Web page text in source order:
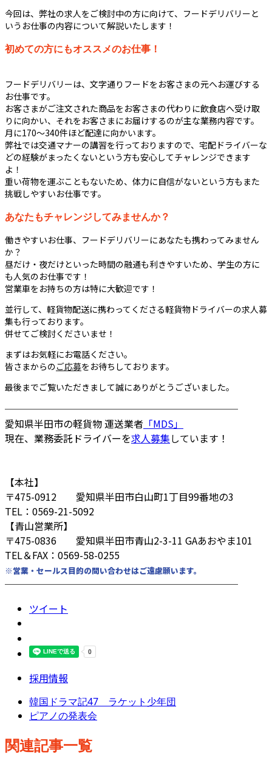
今回は、弊社の求人をご検討中の方に向けて、フードデリバリーと
いうお仕事の内容について解説いたします！
初めての方にもオススメのお仕事！
フードデリバリーは、文字通りフードをお客さまの元へお運びする
お仕事です。
お客さまがご注文された商品をお客さまの代わりに飲食店へ受け取
りに向かい、それをお客さまにお届けするのが主な業務内容です。
月に170～340件ほど配達に向かいます。
弊社では交通マナーの講習を行っておりますので、宅配ドライバーな
どの経験がまったくないという方も安心してチャレンジできます
よ！
重い荷物を運ぶこともないため、体力に自信がないという方もまた
挑戦しやすいお仕事です。
あなたもチャレンジしてみませんか？
働きやすいお仕事、フードデリバリーにあなたも携わってみません
か？
昼だけ・夜だけといった時間の融通も利きやすいため、学生の方に
も人気のお仕事です！
営業車をお持ちの方は特に大歓迎です！
並行して、軽貨物配送に携わってくださる軽貨物ドライバーの求人募
集も行っております。
併せてご検討くださいませ！
まずはお気軽にお電話ください。
皆さまからのご応募をお待ちしております。
最後までご覧いただきまして誠にありがとうございました。
────────────────────────
愛知県半田市の軽貨物 運送業者 「MDS」
現在、業務委託ドライバーを求人募集しています！
【本社】
〒475-0912 愛知県半田市白山町1丁目99番地の3
TEL：0569-21-5092
【青山営業所】
〒475-0836 愛知県半田市青山2-3-11 GAあおやま101
TEL＆FAX：0569-58-0255
※営業・セールス目的の問い合わせはご遠慮願います。
────────────────────────
ツイート
採用情報
韓国ドラマ記47 ラケット少年団
ピアノの発表会
関連記事一覧